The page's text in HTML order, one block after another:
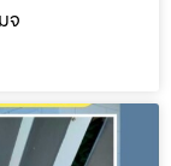
จ